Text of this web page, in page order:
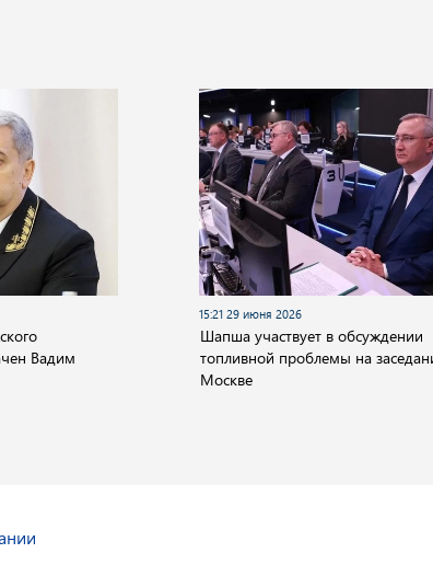
Вадим
15:21 29 июня 2026
Шапша участвует в обсуждении
топливной проблемы на
Москве